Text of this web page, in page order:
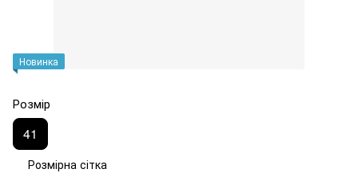
Новинка
Розмір
41
Розмірна сітка